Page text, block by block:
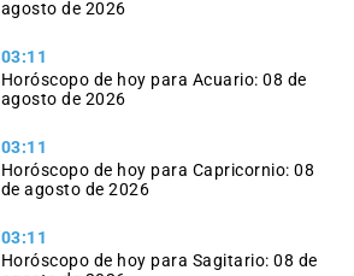
agosto de 2026
03:11
Horóscopo de hoy para Acuario: 08 de
agosto de 2026
03:11
Horóscopo de hoy para Capricornio: 08
de agosto de 2026
03:11
Horóscopo de hoy para Sagitario: 08 de